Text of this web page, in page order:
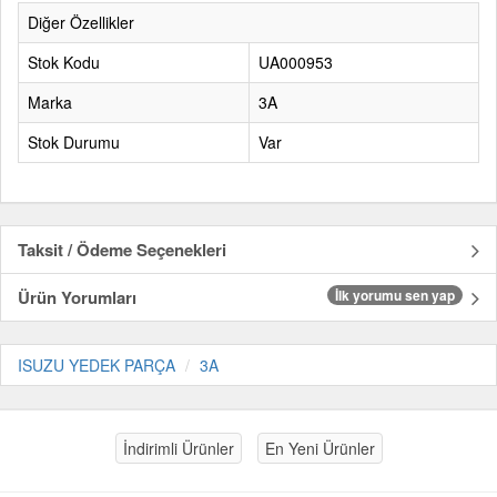
Diğer Özellikler
Stok Kodu
UA000953
Marka
3A
Stok Durumu
Var
Taksit / Ödeme Seçenekleri
Ürün Yorumları
İlk yorumu sen yap
ISUZU YEDEK PARÇA 3A
İndirimli Ürünler En Yeni Ürünler